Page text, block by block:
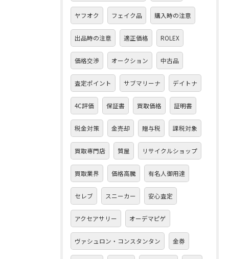
ヤフオク フェイク品 購入時の注意
出品時の注意 適正価格 ROLEX
価格交渉 オークション 中古品
査定ポイント サブマリーナ デイトナ
4C評価 保証書 買取価格 証明書
税金対策 金売却 贈与税 課税対象
買取専門店 質屋 リサイクルショップ
買取業界 価格高騰 有名人御用達
セレブ スニーカー 安心査定
アクセアサリー オーデマピゲ
ヴァシュロン・コンスタンタン 金券